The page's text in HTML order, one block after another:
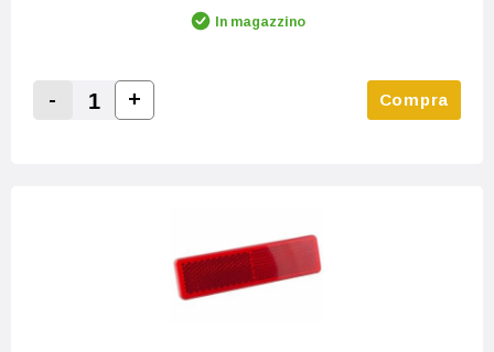
In magazzino
Decrease Quantity:
-
Increase Quantity:
+ Compra